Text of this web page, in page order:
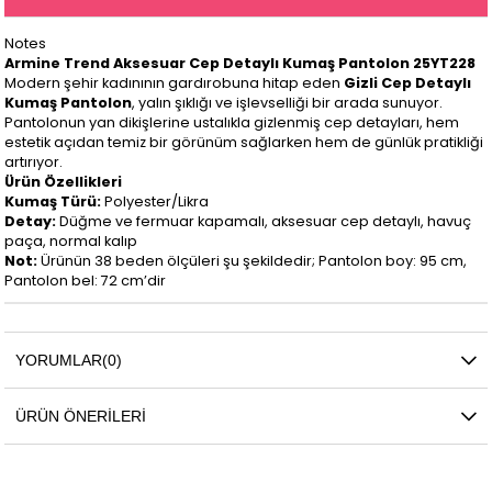
Notes
Armine Trend Aksesuar Cep Detaylı Kumaş Pantolon 25YT228
Modern şehir kadınının gardırobuna hitap eden Gizli Cep Detaylı
Kumaş Pantolon, yalın şıklığı ve işlevselliği bir arada sunuyor.
Pantolonun yan dikişlerine ustalıkla gizlenmiş cep detayları, hem
estetik açıdan temiz bir görünüm sağlarken hem de günlük pratikliği
artırıyor.
Ürün Özellikleri
Kumaş Türü:Polyester/Likra
Detay:Düğme ve fermuar kapamalı, aksesuar cep detaylı, havuç
paça, normal kalıp
Not:Ürünün 38 beden ölçüleri şu şekildedir; Pantolon boy: 95 cm,
Pantolon bel: 72 cm’dir
YORUMLAR(0)
ÜRÜN ÖNERILERI